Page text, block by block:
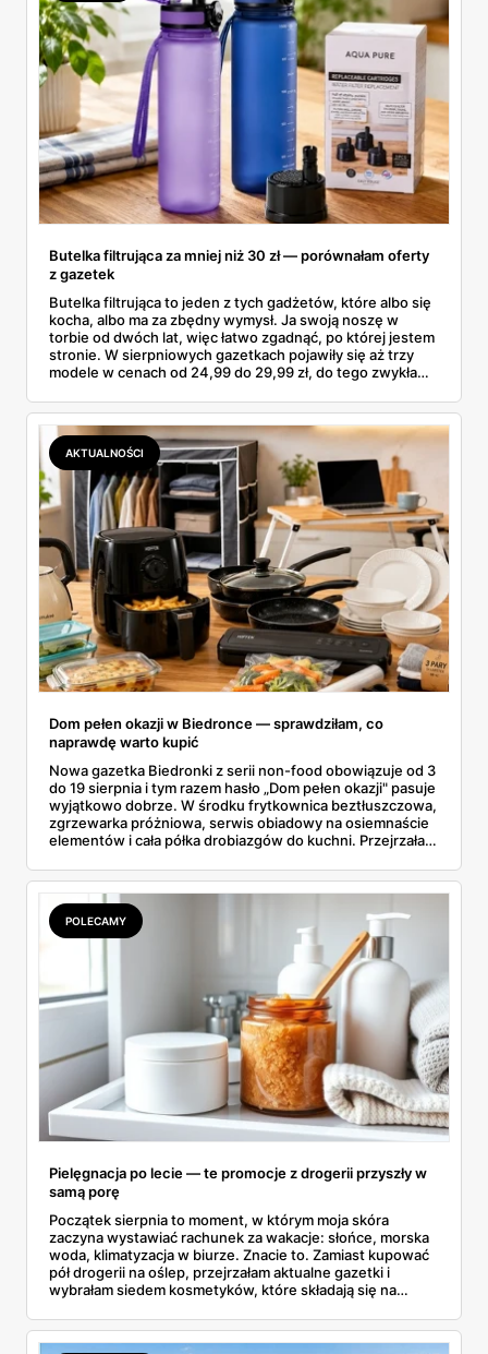
Butelka filtrująca za mniej niż 30 zł — porównałam oferty
z gazetek
Butelka filtrująca to jeden z tych gadżetów, które albo się
kocha, albo ma za zbędny wymysł. Ja swoją noszę w
torbie od dwóch lat, więc łatwo zgadnąć, po której jestem
stronie. W sierpniowych gazetkach pojawiły się aż trzy
modele w cenach od 24,99 do 29,99 zł, do tego zwykła
wszystkie oferty i policzyłam, kiedy taki zakup faktycznie
się opłaca.
AKTUALNOŚCI
Dom pełen okazji w Biedronce — sprawdziłam, co
naprawdę warto kupić
Nowa gazetka Biedronki z serii non-food obowiązuje od 3
do 19 sierpnia i tym razem hasło „Dom pełen okazji" pasuje
wyjątkowo dobrze. W środku frytkownica beztłuszczowa,
zgrzewarka próżniowa, serwis obiadowy na osiemnaście
elementów i cała półka drobiazgów do kuchni. Przejrzałam
się przy półce z samego rana.
POLECAMY
Pielęgnacja po lecie — te promocje z drogerii przyszły w
samą porę
Początek sierpnia to moment, w którym moja skóra
zaczyna wystawiać rachunek za wakacje: słońce, morska
woda, klimatyzacja w biurze. Znacie to. Zamiast kupować
pół drogerii na oślep, przejrzałam aktualne gazetki i
wybrałam siedem kosmetyków, które składają się na
dermokosmetyki Vichy. Wszystkie ceny sprawdziłam w
ofertach, terminy też.